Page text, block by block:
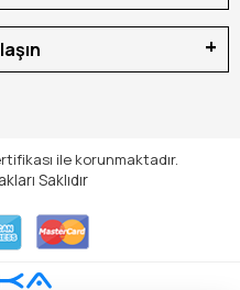
ile korunmaktadır.
Saklıdır